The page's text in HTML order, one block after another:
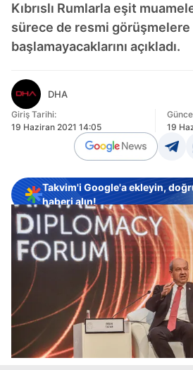
Kıbrıslı Rumlarla eşit
sürece de resmi görüşmelere
başlamayacaklarını açıkladı.
DHA
Giriş Tarihi:
19 Haziran 2021 14:05
19
Takvim'i Google'a ekleyin,
haberi alın!